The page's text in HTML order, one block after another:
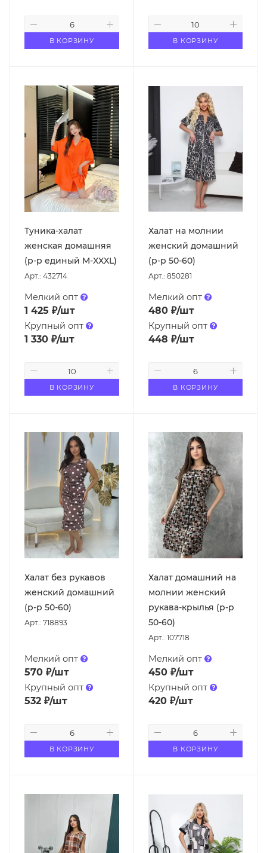
В КОРЗИНУ В КОРЗИНУ
Туника-халат
женская домашняя
(р-р единый M-XXXL)
Арт.: 432714
Мелкий опт
1 425 ₽/шт
Крупный опт
1 330 ₽/шт
В КОРЗИНУ
Халат на молнии
женский домашний
(р-р 50-60)
Арт.: 850281
Мелкий опт
480₽/шт
Крупный опт
448 ₽/шт
В КОРЗИНУ
Халат без рукавов
женский домашний
(р-р 50-60)
Арт.: 718893
Мелкий опт
570 ₽/шт
Крупный опт
532 ₽/шт
В КОРЗИНУ
Халат домашний на
молнии женский
рукава-крылья (р-р
50-60)
Арт.: 107718
Мелкий опт
450₽/шт
Крупный опт
420₽/шт
В КОРЗИНУ